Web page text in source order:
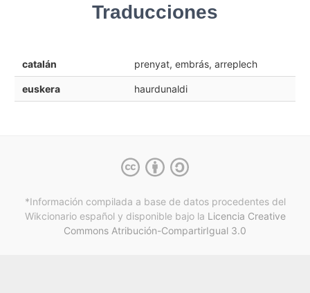
Traducciones
catalán prenyat, embrás, arreplech
euskera haurdunaldi
*Información compilada a base de datos procedentes del
Wikcionario español y disponible bajo la Licencia Creative
Commons Atribución-CompartirIgual 3.0